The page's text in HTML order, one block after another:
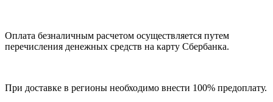
Оплата безналичным расчетом осуществляется путем
перечисления денежных средств на карту Сбербанка.
При доставке в регионы необходимо внести 100% предоплату.